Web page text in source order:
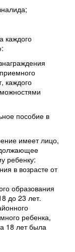
каждого
каждого
пособие в
имеет лицо,
ребенку:
в возрасте от
образования
до 23 лет.
ребенка,
18 лет была